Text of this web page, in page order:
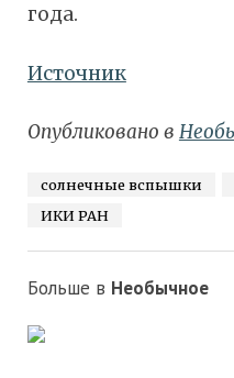
года.
Источник
Опубликовано в
солнечные вспышки
ИКИ РАН
Больше в Необычное